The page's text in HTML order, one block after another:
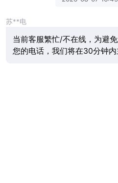
苏**电
当前客服繁忙/不在线，为避
您的电话，我们将在30分钟内